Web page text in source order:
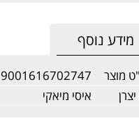
מידע נוסף
מוצר
9001616702747
איסי מיאקי